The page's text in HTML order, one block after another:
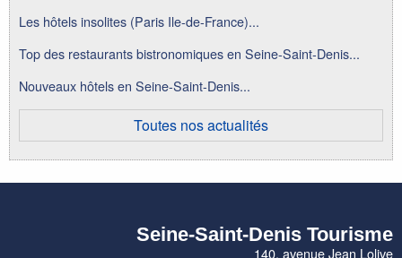
Les hôtels insolites (Paris Ile-de-France)...
Top des restaurants bistronomiques en Seine-Saint-Denis...
Nouveaux hôtels en Seine-Saint-Denis...
Toutes nos actualités
Seine-Saint-Denis Tourisme
140, avenue Jean Lolive